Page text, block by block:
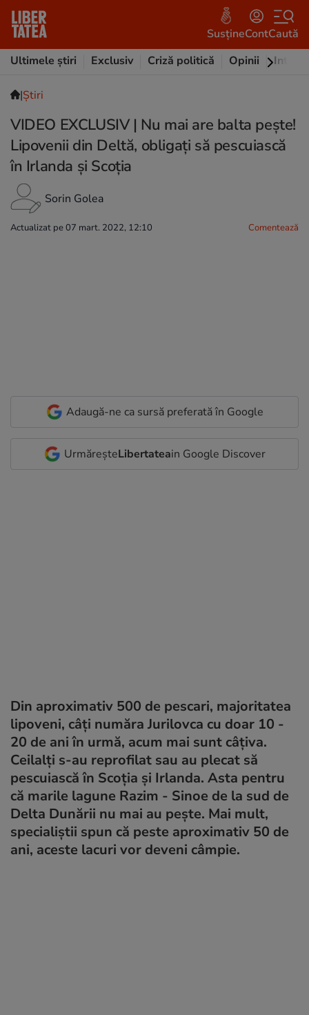
SusțineContCaută
Ultimele știri
Exclusiv Criză politică Opinii
|Ştiri
VIDEO EXCLUSIV | Nu mai are balta pește!
Lipovenii din Deltă, obligați să pescuiască
în Irlanda și Scoția
Sorin Golea
Actualizat pe 07 mart. 2022, 12:10 Comentează
Adaugă-ne ca sursă preferată în Google
UrmăreșteLibertateain Google Discover
Din aproximativ 500 de pescari, majoritatea
lipoveni, câţi număra Jurilovca cu doar 10 -
20 de ani în urmă, acum mai sunt câţiva.
Ceilalţi s-au reprofilat sau au plecat să
pescuiască în Scoţia şi Irlanda. Asta pentru
că marile lagune Razim - Sinoe de la sud de
Delta Dunării nu mai au peşte. Mai mult,
specialiştii spun că peste aproximativ 50 de
ani, aceste lacuri vor deveni câmpie.